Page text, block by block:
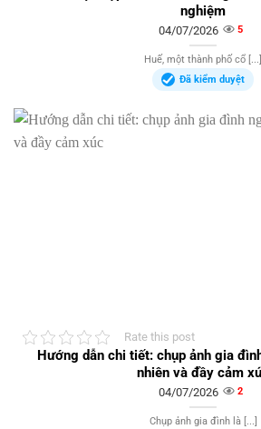
nghiệm
04/07/2026 5
Huế, một thành phố cổ [...]
Đã kiểm duyệt
Rate this post
Hướng dẫn chi tiết: chụp ảnh gia
nhiên và đầy cảm
04/07/2026 2
Chụp ảnh gia đình là [...]